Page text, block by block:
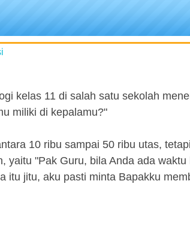
kelas 11 di salah satu sekolah
miliki di kepalamu?"
10 ribu sampai 50 ribu utas,
yaitu "Pak Guru, bila Anda ada
itu jitu, aku pasti minta Bapakku